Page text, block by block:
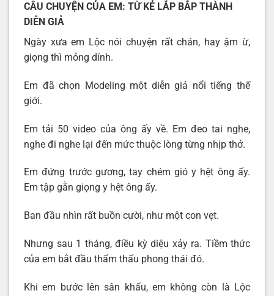
CÂU CHUYỆN CỦA EM: TỪ KẺ LẮP BẮP THÀNH
DIỄN GIẢ
Ngày xưa em Lộc nói chuyện rất chán, hay ậm ừ,
giọng thì mỏng dính.
Em đã chọn Modeling một diễn giả nổi tiếng thế
giới.
Em tải 50 video của ông ấy về. Em đeo tai nghe,
nghe đi nghe lại đến mức thuộc lòng từng nhịp thở.
Em đứng trước gương, tay chém gió y hệt ông ấy.
Em tập gằn giọng y hệt ông ấy.
Ban đầu nhìn rất buồn cười, như một con vẹt.
Nhưng sau 1 tháng, điều kỳ diệu xảy ra. Tiềm thức
của em bắt đầu thẩm thấu phong thái đó.
Khi em bước lên sân khấu, em không còn là Lộc